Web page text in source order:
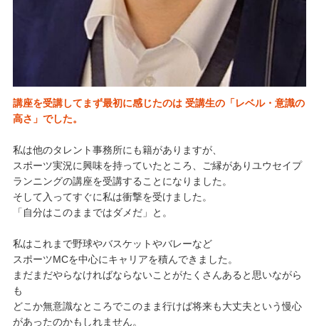
講座を受講してまず最初に感じたのは 受講生の「レベル・意識の
高さ」でした。
私は他のタレント事務所にも籍がありますが、
スポーツ実況に興味を持っていたところ、ご縁がありユウセイプ
ランニングの講座を受講することになりました。
そして入ってすぐに私は衝撃を受けました。
「自分はこのままではダメだ」と。
私はこれまで野球やバスケットやバレーなど
スポーツMCを中心にキャリアを積んできました。
まだまだやらなければならないことがたくさんあると思いながら
も
どこか無意識なところでこのまま行けば将来も大丈夫という慢心
があったのかもしれません。